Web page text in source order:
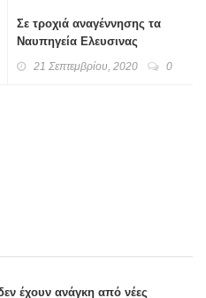
Σε τροχιά αναγέννησης τα
Ναυπηγεία Ελευσινας
21 Σεπτεμβρίου, 2020 0
έχουν ανάγκη από νέες